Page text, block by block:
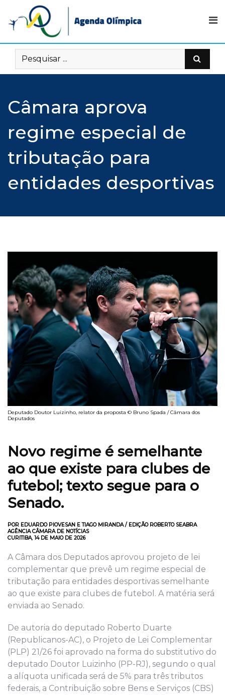
content
Câmara aprova
regime especial de
tributação para
entidades desportivas
Deputado Doutor Luizinho, relator da proposta © Bruno Spada / Câmara dos
Deputados
Novo regime é semelhante
ao que existe para clubes de
futebol; texto segue para o
Senado.
POR EDUARDO PIOVESAN E TIAGO MIRANDA / EDIÇÃO ROBERTO SEABRA
AGÊNCIA CÂMARA DE NOTÍCIAS
CURITIBA, 14 DE MAIO DE 2026
A Câmara dos Deputados aprovou projeto de lei
complementar que prevê um regime especial de
tributação para entidades desportivas semelhante
ao que existe para clubes de futebol. A matéria será
enviada ao Senado.
De autoria do deputado Roberto Duarte
(Republicanos-AC), o Projeto de Lei Complementar
(PLP) 21/26 foi aprovado na forma do substitutivo do
deputado Doutor Luizinho (PP-RJ), segundo o qual
a alíquota unificada será de 5% para três tributos
federais, a Contribuição sobre Bens e Serviços (CBS)